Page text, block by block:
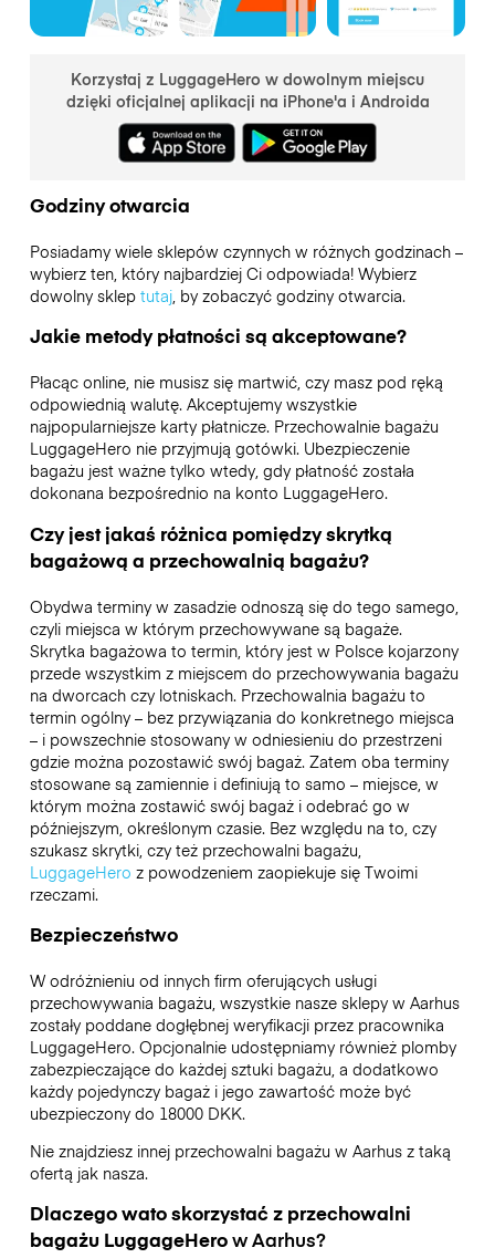
Korzystaj z LuggageHero w dowolnym miejscu
dzięki oficjalnej aplikacji na iPhone'a i Androida
Godziny otwarcia
Posiadamy wiele sklepów czynnych w różnych godzinach –
wybierz ten, który najbardziej Ci odpowiada! Wybierz
dowolny sklep tutaj, by zobaczyć godziny otwarcia.
Jakie metody płatności są akceptowane?
Płacąc online, nie musisz się martwić, czy masz pod ręką
odpowiednią walutę. Akceptujemy wszystkie
najpopularniejsze karty płatnicze. Przechowalnie bagażu
LuggageHero nie przyjmują gotówki. Ubezpieczenie
bagażu jest ważne tylko wtedy, gdy płatność została
dokonana bezpośrednio na konto LuggageHero.
Czy jest jakaś różnica pomiędzy skrytką
bagażową a przechowalnią bagażu?
Obydwa terminy w zasadzie odnoszą się do tego samego,
czyli miejsca w którym przechowywane są bagaże.
Skrytka bagażowa to termin, który jest w Polsce kojarzony
przede wszystkim z miejscem do przechowywania bagażu
na dworcach czy lotniskach. Przechowalnia bagażu to
termin ogólny – bez przywiązania do konkretnego miejsca
– i powszechnie stosowany w odniesieniu do przestrzeni
gdzie można pozostawić swój bagaż. Zatem oba terminy
stosowane są zamiennie i definiują to samo – miejsce, w
którym można zostawić swój bagaż i odebrać go w
późniejszym, określonym czasie. Bez względu na to, czy
szukasz skrytki, czy też przechowalni bagażu,
LuggageHero z powodzeniem zaopiekuje się Twoimi
rzeczami.
Bezpieczeństwo
W odróżnieniu od innych firm oferujących usługi
przechowywania bagażu, wszystkie nasze sklepy w Aarhus
zostały poddane dogłębnej weryfikacji przez pracownika
LuggageHero. Opcjonalnie udostępniamy również plomby
zabezpieczające do każdej sztuki bagażu, a dodatkowo
każdy pojedynczy bagaż i jego zawartość może być
ubezpieczony do 18000 DKK.
Nie znajdziesz innej przechowalni bagażu w Aarhusz taką
ofertą jak nasza.
Dlaczego wato skorzystać z przechowalni
bagażu LuggageHerowAarhus?